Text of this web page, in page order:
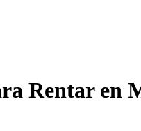
Rentar en